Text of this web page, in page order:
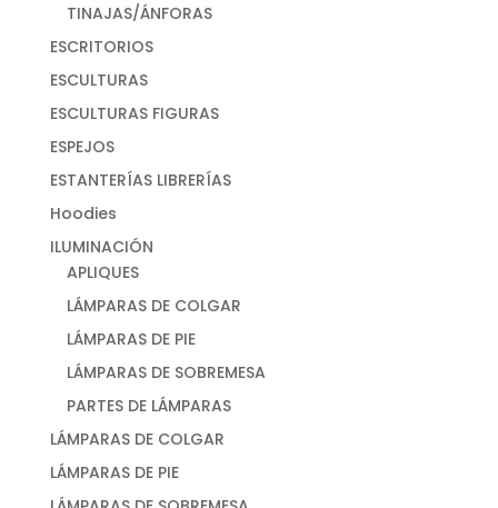
TINAJAS/ÁNFORAS
ESCRITORIOS
ESCULTURAS
ESCULTURAS FIGURAS
ESPEJOS
ESTANTERÍAS LIBRERÍAS
Hoodies
ILUMINACIÓN
APLIQUES
LÁMPARAS DE COLGAR
LÁMPARAS DE PIE
LÁMPARAS DE SOBREMESA
PARTES DE LÁMPARAS
LÁMPARAS DE COLGAR
LÁMPARAS DE PIE